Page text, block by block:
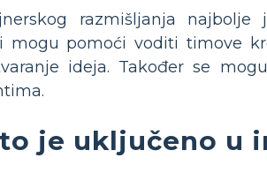
razmišljanja
mogu pomoći voditi timove
ideja. Također se
je uključeno u